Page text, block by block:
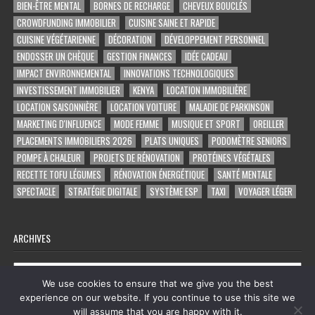
BIEN-ÊTRE MENTAL BORNES DE RECHARGE
CHEVEUX BOUCLÉS
CROWDFUNDING IMMOBILIER
CUISINE SAINE ET RAPIDE
CUISINE VÉGÉTARIENNE
DÉCORATION
DÉVELOPPEMENT PERSONNEL
ENDOSSER UN CHÈQUE
GESTION FINANCES
IDÉE CADEAU
IMPACT ENVIRONNEMENTAL
INNOVATIONS TECHNOLOGIQUES
INVESTISSEMENT IMMOBILIER
KENYA
LOCATION IMMOBILIÈRE
LOCATION SAISONNIÈRE
LOCATION VOITURE
MALADIE DE PARKINSON
MARKETING D'INFLUENCE
MODE FEMME MUSIQUE ET SPORT
OREILLER
PLACEMENTS IMMOBILIERS 2026
PLATS UNIQUES
PODOMÈTRE SENIORS
POMPE À CHALEUR
PROJETS DE RÉNOVATION
PROTÉINES VÉGÉTALES
RECETTE TOFU LÉGUMES
RÉNOVATION ÉNERGÉTIQUE
SANTÉ MENTALE
SPECTACLE
STRATÉGIE DIGITALE SYSTÈME ESP TAXI VOYAGER LÉGER
ARCHIVES
Archives
We use cookies to ensure that we give you the best
experience on our website. If you continue to use this site we
will assume that you are happy with it.